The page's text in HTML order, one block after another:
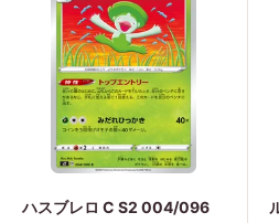
ハスブレロ C S2 004/096